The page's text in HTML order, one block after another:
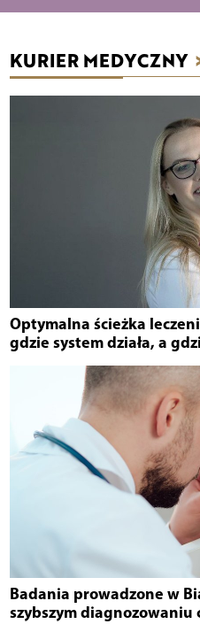
KURIER MEDYCZNY
Optymalna ścieżka
gdzie system działa, a
Badania prowadzone w
szybszym diagnozowaniu